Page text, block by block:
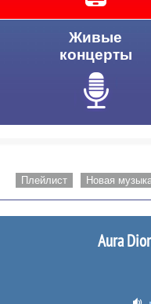
Живые
концерты
Плейлист Новая
Aura